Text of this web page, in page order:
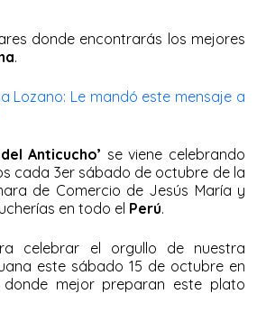
donde encontrarás los mejores
.
Lozano: Le mandó este mensaje a
Anticucho’ se viene celebrando
cada 3er sábado de octubre de la
de Comercio de Jesús María y
en todo el Perú.
celebrar el orgullo de nuestra
este sábado 15 de octubre en
mejor preparan este plato